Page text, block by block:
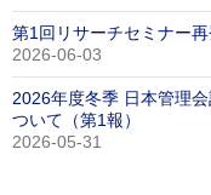
第1回リサーチセミナー
2026-06-03
2026年度冬季 日本管理
ついて（第1報）
2026-05-31